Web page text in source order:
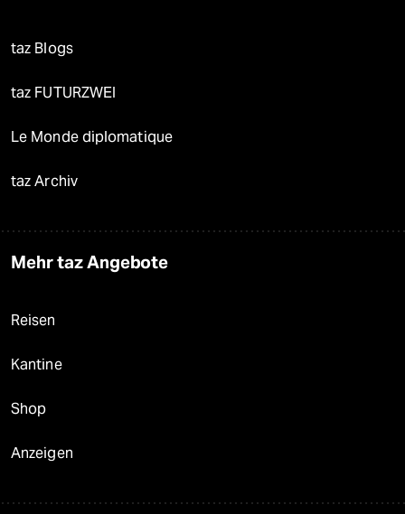
taz Blogs
taz FUTURZWEI
Le Monde diplomatique
taz Archiv
Mehr taz Angebote
Reisen
Kantine
Shop
Anzeigen